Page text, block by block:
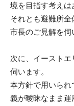
境を目指す考えは
それとも避難所全
市長のご見解を伺
次に、イースト
伺います。
本方針で用いら
義が曖昧なまま